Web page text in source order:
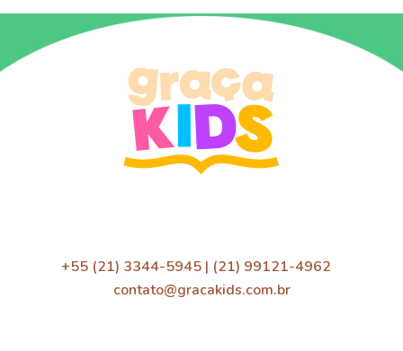
+55 (21) 3344-5945 | (21) 99121-4962
contato@gracakids.com.br